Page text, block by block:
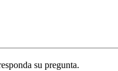
su pregunta.